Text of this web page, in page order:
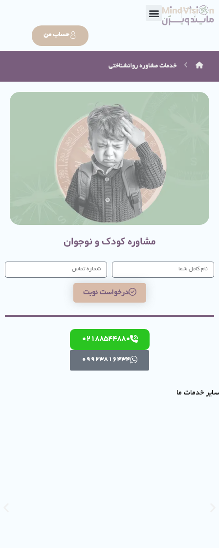
حساب من
خدمات مشاوره روانشناختی
مشاوره کودک و نوجوان
درخواست نوبت
02188544880
09923816434
سایر خدمات ما